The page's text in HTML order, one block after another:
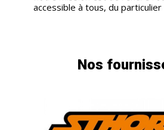
accessible à tous, du
Nos